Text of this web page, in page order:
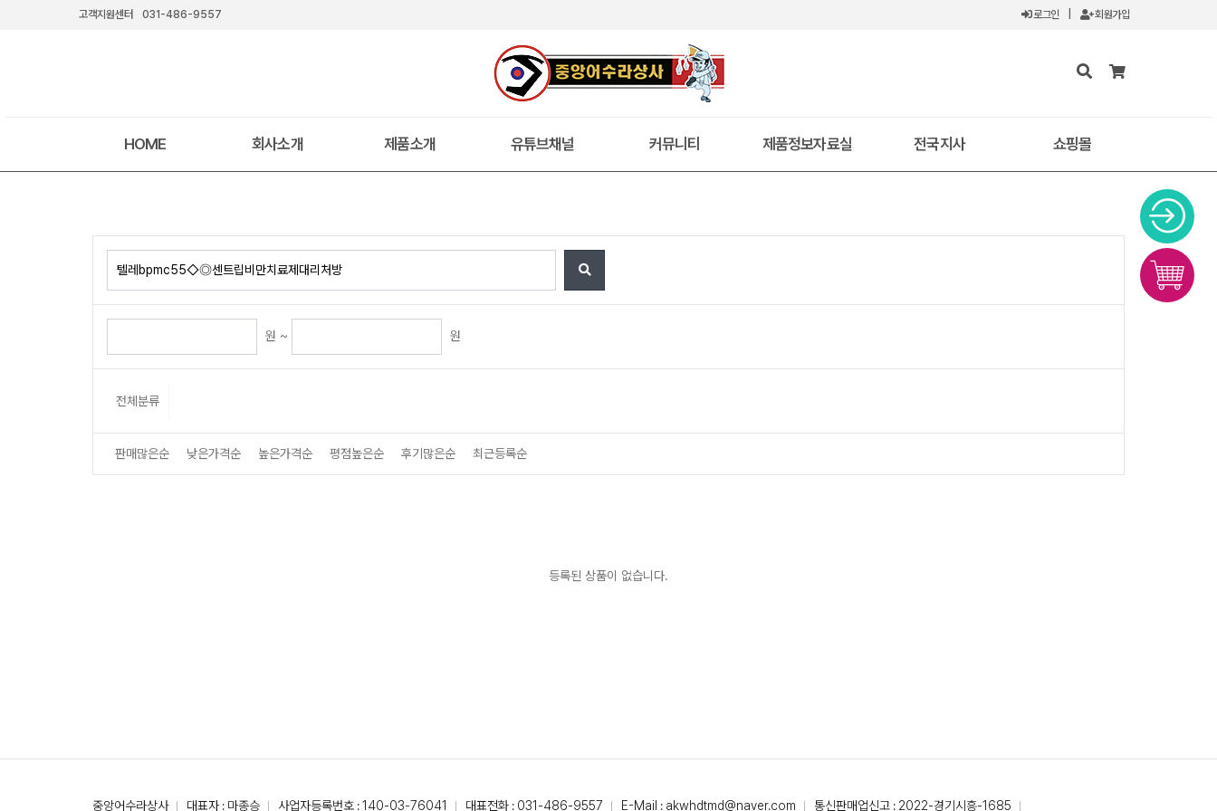
고객지원센터 031-486-9557 로그인 회원가입
HOME 회사소개 제품소개 유튜브채널 커뮤니티 제품정보자료실 전국지사 쇼핑몰
원 ~ 원
전체분류
판매많은순 낮은가격순 높은가격순 평점높은순 후기많은순 최근등록순
등록된 상품이 없습니다.
중앙어수라상사 대표자 : 마종승 사업자등록번호 : 140-03-76041 대표전화 : 031-486-9557 E-Mail : akwhdtmd@naver.com 통신판매업신고 : 2022-경기시흥-1685